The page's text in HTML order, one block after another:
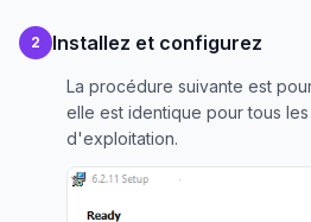
2 Installez et configurez
La procédure suivante est
elle est identique pour tous
d'exploitation.